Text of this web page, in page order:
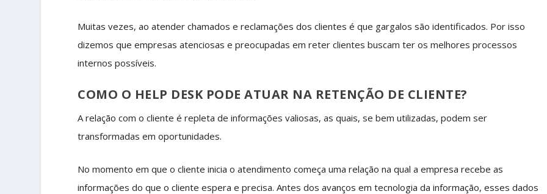
Muitas vezes, ao atender chamados e reclamações dos clientes é que gargalos são identificados. Por isso
dizemos que empresas atenciosas e preocupadas em reter clientes buscam ter os melhores processos
internos possíveis.
COMO O HELP DESK PODE ATUAR NA RETENÇÃO DE CLIENTE?
A relação com o cliente é repleta de informações valiosas, as quais, se bem utilizadas, podem ser
transformadas em oportunidades.
No momento em que o cliente inicia o atendimento começa uma relação na qual a empresa recebe as
informações do que o cliente espera e precisa. Antes dos avanços em tecnologia da informação, esses dados